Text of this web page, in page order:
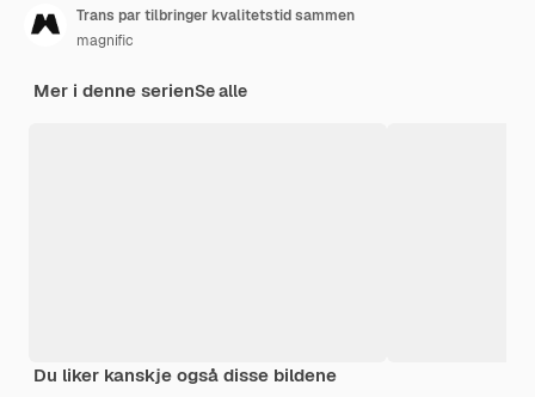
Trans par tilbringer kvalitetstid sammen
magnific
Mer i denne serienSe alle
Du liker kanskje også disse bildene